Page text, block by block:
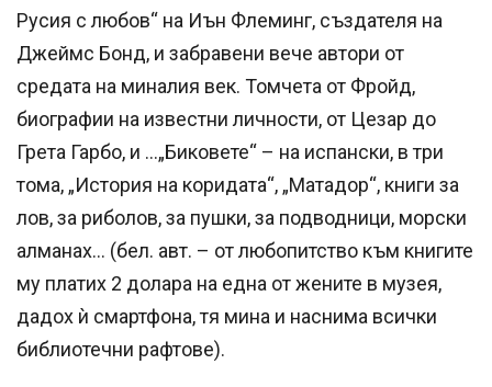
Русия с любов“ на Иън Флеминг, създателя на
Джеймс Бонд, и забравени вече автори от
средата на миналия век. Томчета от Фройд,
биографии на известни личности, от Цезар до
Грета Гарбо, и …„Биковете“ – на испански, в три
тома, „История на коридата“, „Матадор“, книги за
лов, за риболов, за пушки, за подводници, морски
алманах… (бел. авт. – от любопитство към книгите
му платих 2 долара на една от жените в музея,
дадох ѝ смартфона, тя мина и наснима всички
библиотечни рафтове).